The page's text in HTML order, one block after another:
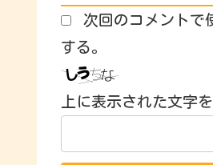
次回のコメントで
する。
上に表示された文字